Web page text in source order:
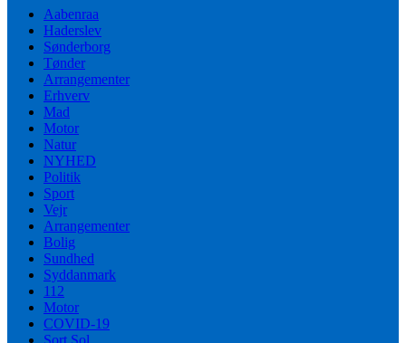
Aabenraa
Haderslev
Sønderborg
Tønder
Arrangementer
Erhverv
Mad
Motor
Natur
NYHED
Politik
Sport
Vejr
Arrangementer
Bolig
Sundhed
Syddanmark
112
Motor
COVID-19
Sort Sol